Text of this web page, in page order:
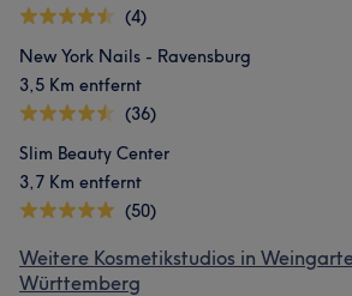
(4)
New York Nails - Ravensburg
3,5 Km entfernt
(36)
Slim Beauty Center
3,7 Km entfernt
(50)
Weitere Kosmetikstudios in
Württemberg